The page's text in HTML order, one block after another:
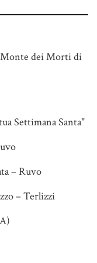
Monte dei Morti di
Settimana Santa"
– Ruvo
– Terlizzi